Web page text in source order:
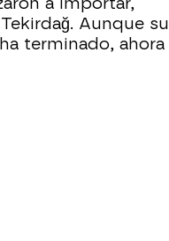
Aunque su
terminado, ahora